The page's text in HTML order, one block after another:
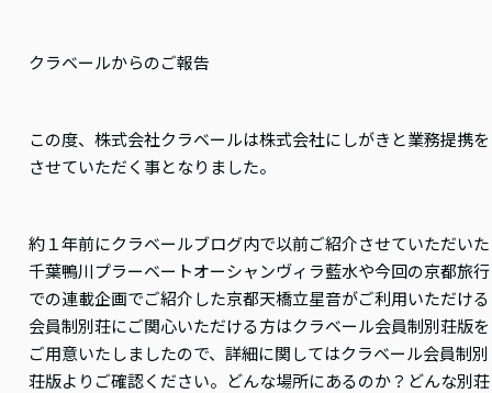
クラベールからのご報告
この度、株式会社クラベールは株式会社にしがきと業務提携を
させていただく事となりました。
約１年前にクラベールブログ内で以前ご紹介させていただいた
千葉鴨川プラーベートオーシャンヴィラ藍水や今回の京都旅行
での連載企画でご紹介した京都天橋立星音がご利用いただける
会員制別荘にご関心いただける方はクラベール会員制別荘版を
ご用意いたしましたので、詳細に関してはクラベール会員制別
荘版よりご確認ください。どんな場所にあるのか？どんな別荘